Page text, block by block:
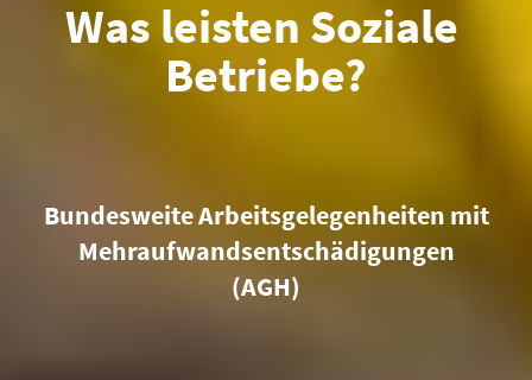
Was leisten Soziale
Betriebe?
0
Bundesweite Arbeitsgelegenheiten mit
Mehraufwandsentschädigungen
(AGH)